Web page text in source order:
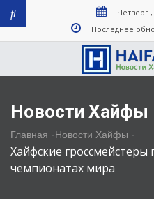
Четверг ,
Последнее
Новости Хайфы
Главная -Новости Хайфы -
Хайфские
чемпионатах мира